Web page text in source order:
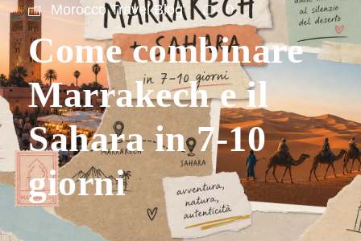
Morocco Travel Blog
0
Come combinare
Marrakech e il
Sahara in 7-10
giorni